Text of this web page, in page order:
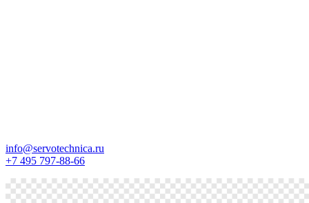
info@servotechnica.ru
+7 495 797-88-66